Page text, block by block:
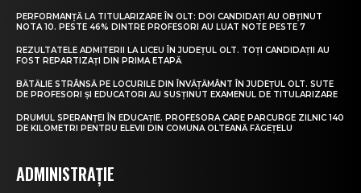
PERFORMANȚĂ LA TITULARIZARE ÎN OLT: DOI CANDIDAȚI AU OBȚINUT
NOTA 10. PESTE 46% DINTRE PROFESORI AU LUAT NOTE PESTE 7
REZULTATELE ADMITERII LA LICEU ÎN JUDEȚUL OLT. TOȚI CANDIDAȚII AU
FOST REPARTIZAȚI DIN PRIMA ETAPĂ
BĂTĂLIE STRÂNSĂ PE LOCURILE DIN ÎNVĂȚĂMÂNT ÎN JUDEȚUL OLT. SUTE
DE PROFESORI ȘI EDUCATORI AU SUSȚINUT EXAMENUL DE TITULARIZARE
DRUMUL SPERANȚEI ÎN EDUCAȚIE. PROFESORA CARE PARCURGE ZILNIC 140
DE KILOMETRI PENTRU ELEVII DIN COMUNA OLTEANĂ FĂGEȚELU
ADMINISTRAȚIE